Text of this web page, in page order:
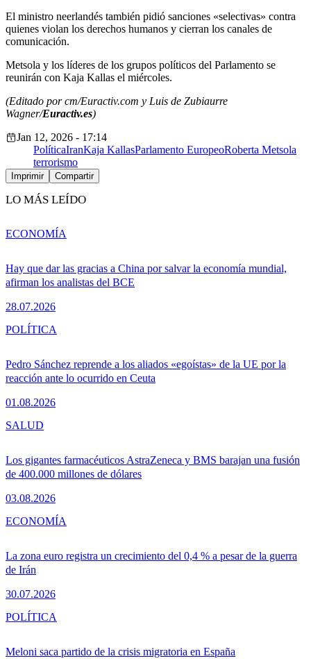
El ministro neerlandés también pidió sanciones «selectivas» contra
quienes violan los derechos humanos y cierran los canales de
comunicación.
Metsola y los líderes de los grupos políticos del Parlamento se
reunirán con Kaja Kallas el miércoles.
(Editado por cm/Euractiv.com y Luis de Zubiaurre
Wagner/Euractiv.es)
Jan 12, 2026 - 17:14
PolíticaIranKaja KallasParlamento EuropeoRoberta Metsola
terrorismo
Imprimir Compartir
LO MÁS LEÍDO
Hay que dar las gracias a China por salvar la economía mundial,
afirman los analistas del BCE
28.07.2026
ECONOMÍA
Pedro Sánchez reprende a los aliados «egoístas» de la UE por la
reacción ante lo ocurrido en Ceuta
01.08.2026
POLÍTICA
Los gigantes farmacéuticos AstraZeneca y BMS barajan una fusión
de 400.000 millones de dólares
03.08.2026
SALUD
La zona euro registra un crecimiento del 0,4 % a pesar de la guerra
de Irán
30.07.2026
ECONOMÍA
Meloni saca partido de la crisis migratoria en España
POLÍTICA